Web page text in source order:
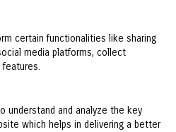
certain functionalities like sharing
media platforms, collect
understand and analyze the key
which helps in delivering a better